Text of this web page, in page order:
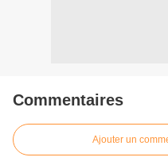
Commentaires
Ajouter un